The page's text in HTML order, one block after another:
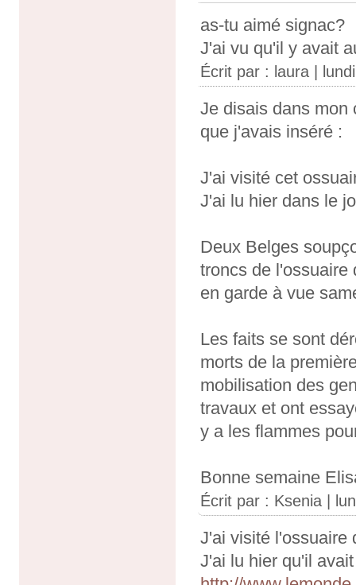
as-tu aimé signac?
J'ai vu qu'il y avait
Écrit par : laura |
Je disais dans mon
que j'avais inséré :
J'ai visité cet
J'ai lu hier dans le
Deux Belges
troncs de l'ossuaire
en garde à vue
Les faits se sont
morts de la
mobilisation des
travaux et ont
y a les flammes
Bonne semaine
Écrit par : Ksenia |
J'ai visité l'ossuaire
J'ai lu hier qu'il